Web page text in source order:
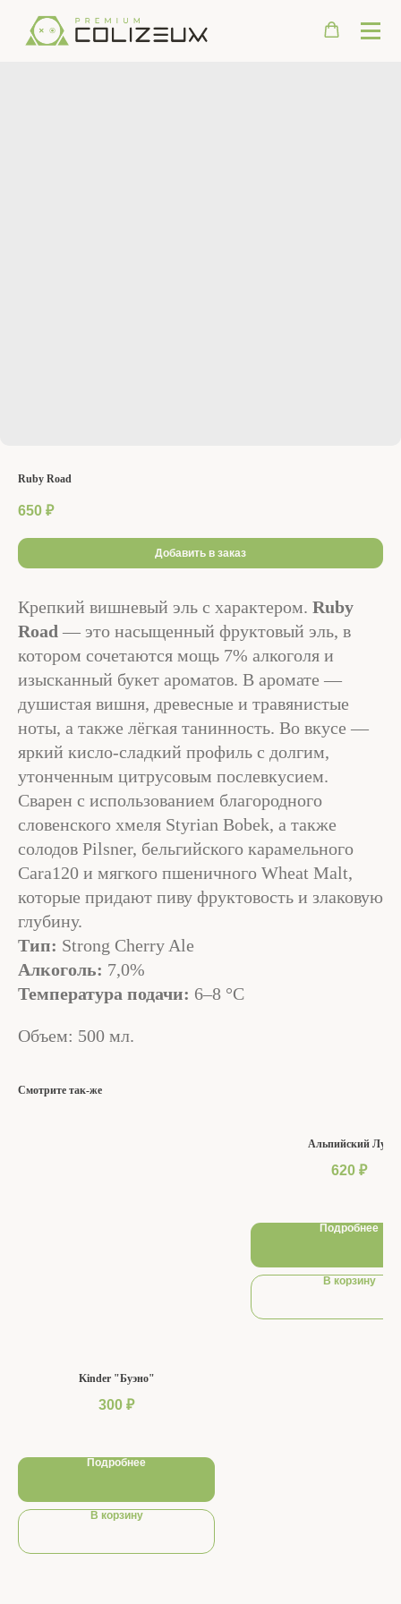
Ruby Road
650 ₽
Добавить в заказ
Крепкий вишневый эль с характером. Ruby
Road — это насыщенный фруктовый эль, в
котором сочетаются мощь 7% алкоголя и
изысканный букет ароматов. В аромате —
душистая вишня, древесные и травянистые
ноты, а также лёгкая танинность. Во вкусе —
яркий кисло-сладкий профиль с долгим,
утонченным цитрусовым послевкусием.
Сварен с использованием благородного
словенского хмеля Styrian Bobek, а также
солодов Pilsner, бельгийского карамельного
Cara120 и мягкого пшеничного Wheat Malt,
которые придают пиву фруктовость и злаковую
глубину.
Тип: Strong Cherry Ale
Алкоголь: 7,0%
Температура подачи: 6–8 °C
Объем: 500 мл.
Смотрите так-же
Kinder "Буэно"
300 ₽
Подробнее
В корзину
Альпийский Луг
620 ₽
Подробнее
В корзину